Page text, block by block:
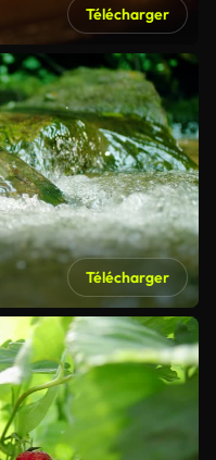
Télécharger
Télécharger